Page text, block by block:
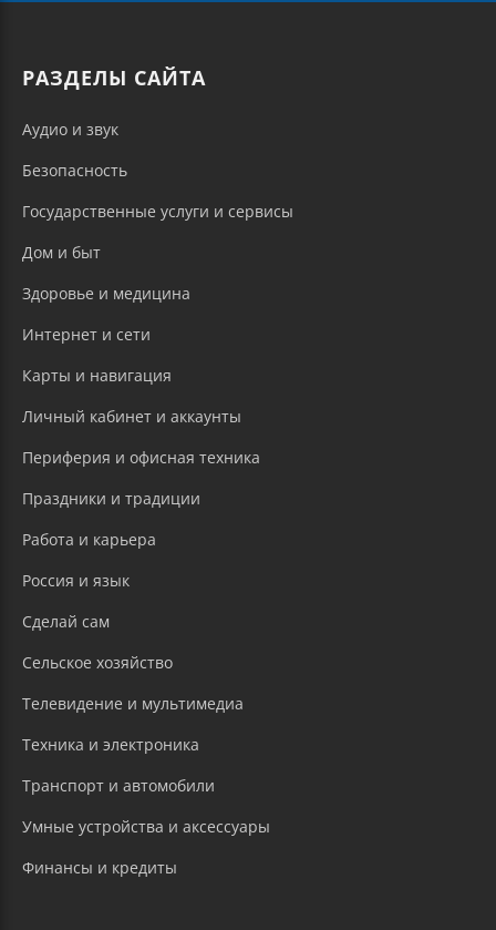
РАЗДЕЛЫ САЙТА
Аудио и звук
Безопасность
Государственные услуги и сервисы
Дом и быт
Здоровье и медицина
Интернет и сети
Карты и навигация
Личный кабинет и аккаунты
Периферия и офисная техника
Праздники и традиции
Работа и карьера
Россия и язык
Сделай сам
Сельское хозяйство
Телевидение и мультимедиа
Техника и электроника
Транспорт и автомобили
Умные устройства и аксессуары
Финансы и кредиты